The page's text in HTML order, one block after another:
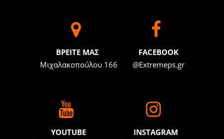
BΡΕΙΤΕ ΜΑΣ
Μιχαλακοπούλου 166
FACEBOOK
@Extremeps.gr
YOUTUBE
INSTAGRAM